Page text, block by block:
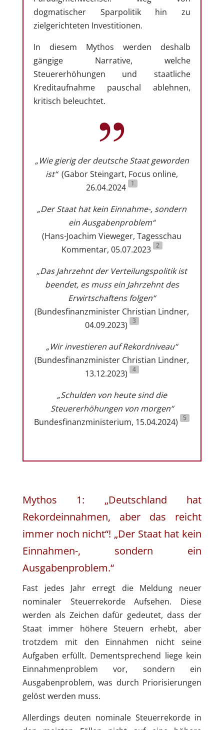
dogmatischer Sparpolitik hin zu
zielgerichteten Investitionen.
In diesem Mythos werden deshalb
gängige Narrative, welche
Steuererhöhungen und staatliche
Kreditaufnahme pauschal ablehnen,
kritisch beleuchtet.
„Wie gierig der deutsche Staat geworden
ist“ (Gabor Steingart, Focus online,
26.04.2024 1
„Der Staat hat kein Einnahme-, sondern
ein Ausgabenproblem“
(Hans-Joachim Vieweger, Tagesschau
Kommentar, 05.07.2023 2
„Das Jahrzehnt der Verteilungspolitik ist
beendet, es muss ein Jahrzehnt des
Erwirtschaftens folgen“
(Bundesfinanzminister Christian Lindner,
04.09.2023)
3
„Wir investieren auf Rekordniveau“
(Bundesfinanzminister Christian Lindner,
13.12.2023)
4
„Schulden von heute sind die
Steuererhöhungen von morgen“
Bundesfinanzministerium, 15.04.2024) 5
Mythos 1: „Deutschland hat
Rekordeinnahmen, aber das reicht
immer noch nicht“! „Der Staat hat kein
Einnahmen-, sondern ein
Ausgabenproblem.“
Fast jedes Jahr erregt die Meldung neuer
nominaler Steuerrekorde Aufsehen. Diese
werden als Zeichen dafür gedeutet, dass der
Staat immer höhere Steuern erhebt, aber
trotzdem mit den Einnahmen nicht seine
Aufgaben erfüllt. Dementsprechend liege kein
Einnahmenproblem vor, sondern ein
Ausgabenproblem, was durch Priorisierungen
gelöst werden muss.
Allerdings deuten nominale Steuerrekorde in